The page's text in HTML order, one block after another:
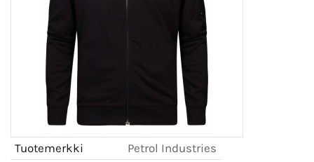
Tuotemerkki
Petrol Industries